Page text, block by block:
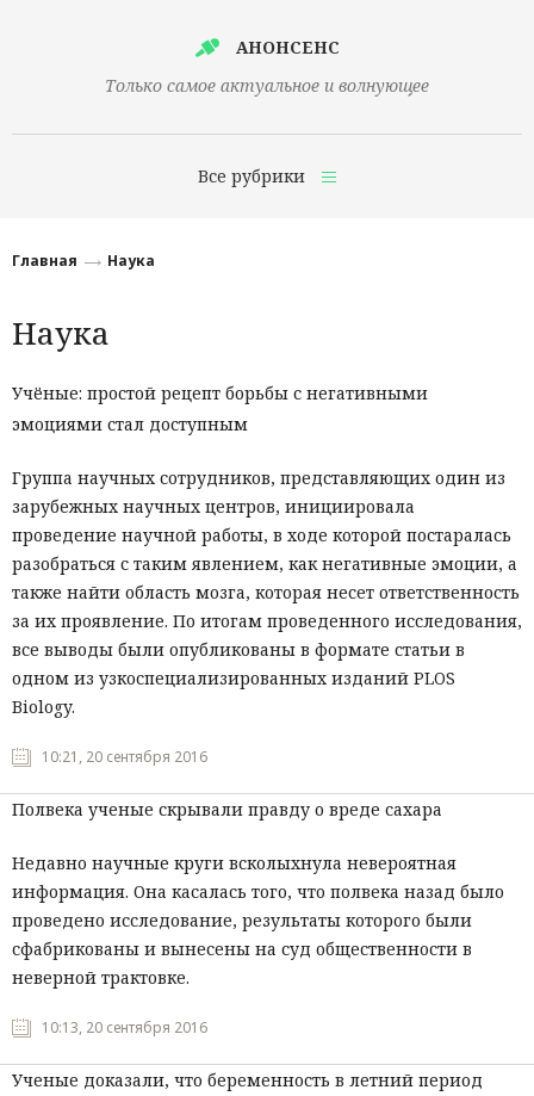
АНОНСЕНС
Только самое актуальное и волнующее
Все рубрики
Технологии
Культура
Общество
Политика
Мнения
Происшествия
Главная Наука
Наука
Учёные: простой рецепт борьбы с негативными
эмоциями стал доступным
Группа научных сотрудников, представляющих один из
зарубежных научных центров, инициировала
проведение научной работы, в ходе которой постаралась
разобраться с таким явлением, как негативные эмоции, а
также найти область мозга, которая несет ответственность
за их проявление. По итогам проведенного исследования,
все выводы были опубликованы в формате статьи в
одном из узкоспециализированных изданий PLOS
Biology.
10:21, 20 сентября 2016
Полвека ученые скрывали правду о вреде сахара
Недавно научные круги всколыхнула невероятная
информация. Она касалась того, что полвека назад было
проведено исследование, результаты которого были
сфабрикованы и вынесены на суд общественности в
неверной трактовке.
10:13, 20 сентября 2016
Ученые доказали, что беременность в летний период